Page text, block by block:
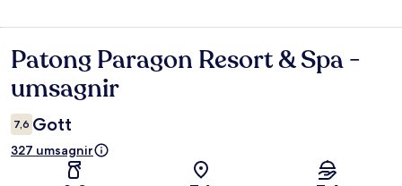
Umsagnir
Patong Paragon Resort & Spa -
umsagnir
7,6 Gott
327 umsagnir